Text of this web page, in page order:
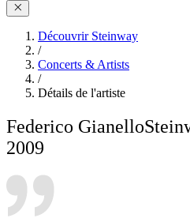
Découvrir Steinway
/
Concerts & Artists
/
Détails de l'artiste
Federico Gianello
2009